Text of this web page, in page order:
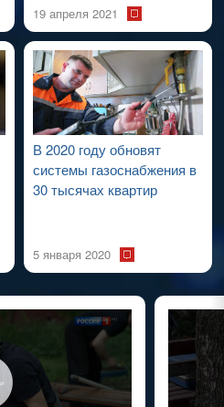
19 апреля 2021
В 2020 году обновят
системы газоснабжения в
30 тысячах квартир
5 января 2020